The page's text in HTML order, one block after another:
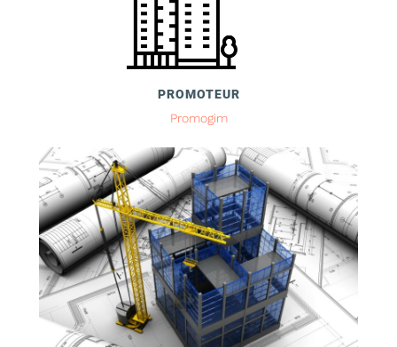
PROMOTEUR
Promogim